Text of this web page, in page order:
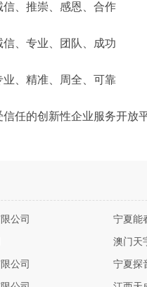
、推崇、感恩、合作
、专业、团队、成功
、精准、周全、可靠
任的创新性企业服务开放
公司 宁夏能
澳门天
公司 宁夏探